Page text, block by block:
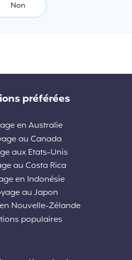
Non
préférées
en Australie
au Canada
aux Etats-Unis
au Costa Rica
en Indonésie
au Japon
Nouvelle-Zélande
populaires